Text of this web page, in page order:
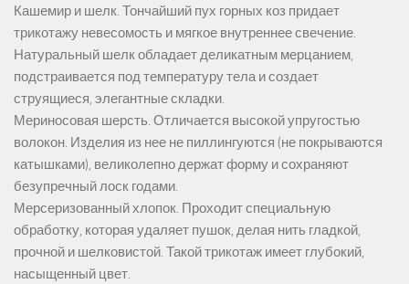
Кашемир и шелк. Тончайший пух горных коз придает
трикотажу невесомость и мягкое внутреннее свечение.
Натуральный шелк обладает деликатным мерцанием,
подстраивается под температуру тела и создает
струящиеся, элегантные складки.
Мериносовая шерсть. Отличается высокой упругостью
волокон. Изделия из нее не пиллингуются (не покрываются
катышками), великолепно держат форму и сохраняют
безупречный лоск годами.
Мерсеризованный хлопок. Проходит специальную
обработку, которая удаляет пушок, делая нить гладкой,
прочной и шелковистой. Такой трикотаж имеет глубокий,
насыщенный цвет.